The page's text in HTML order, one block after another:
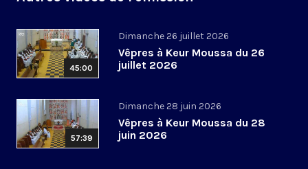
45:00
Dimanche 26 juillet 2026
Vêpres à Keur Moussa du 26
juillet 2026
57:39
Dimanche 28 juin 2026
Vêpres à Keur Moussa du 28
juin 2026